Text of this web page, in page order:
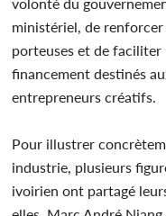
ministériel, de
porteuses et de faciliter
financement destinés
entrepreneurs créatifs.
Pour illustrer
industrie, plusieurs
ivoirien ont partagé